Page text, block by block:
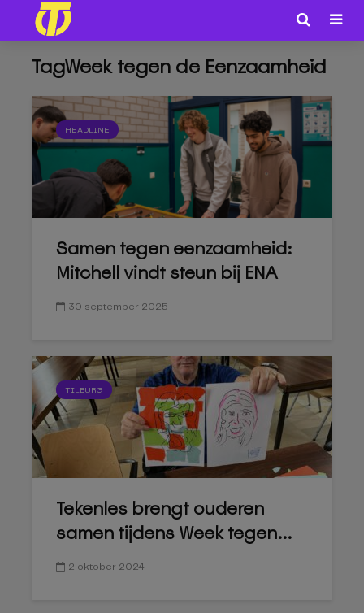
TagWeek tegen de Eenzaamheid
HEADLINE
Samen tegen eenzaamheid:
Mitchell vindt steun bij ENA
30 september 2025
TILBURG
Tekenles brengt ouderen
samen tijdens Week tegen...
2 oktober 2024